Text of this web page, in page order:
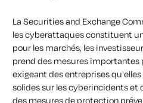
La Securities and Exchange
les cyberattaques constituent
pour les marchés, les
prend des mesures
exigeant des entreprises
solides sur les cyberincidents et
des mesures de protection